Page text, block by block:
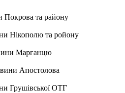
Покрова та району
Нікополю та ройону
Марганцю
Апостолова
Грушівської ОТГ